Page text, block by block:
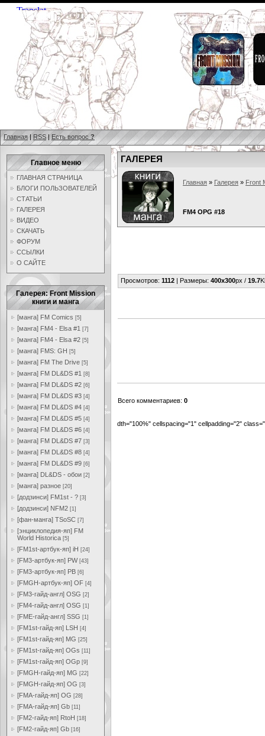
Главная | RSS | Есть вопрос ?
Главное меню
ГЛАВНАЯ СТРАНИЦА
БЛОГИ ПОЛЬЗОВАТЕЛЕЙ
СТАТЬИ
ГАЛЕРЕЯ
ВИДЕО
СКАЧАТЬ
ФОРУМ
ССЫЛКИ
О САЙТЕ
Галерея: Front Mission
книги и манга
[манга] FM Comics [5]
[манга] FM4 - Elsa #1 [7]
[манга] FM4 - Elsa #2 [5]
[манга] FMS: GH [5]
[манга] FM The Drive [5]
[манга] FM DL&DS #1 [8]
[манга] FM DL&DS #2 [6]
[манга] FM DL&DS #3 [4]
[манга] FM DL&DS #4 [4]
[манга] FM DL&DS #5 [4]
[манга] FM DL&DS #6 [4]
[манга] FM DL&DS #7 [3]
[манга] FM DL&DS #8 [4]
[манга] FM DL&DS #9 [6]
[манга] DL&DS - обои [2]
[манга] разное [20]
[додзинси] FM1st - ? [3]
[додзинси] NFM2 [1]
[фан-манга] TSoSC [7]
[энциклопедия-яп] FM
World Historica [5]
[FM1st-артбук-яп] iH [24]
[FM3-артбук-яп] PW [43]
[FM3-артбук-яп] PB [6]
[FMGH-артбук-яп] OF [4]
[FM3-гайд-англ] OSG [2]
[FM4-гайд-англ] OSG [1]
[FME-гайд-англ] SSG [1]
[FM1st-гайд-яп] LSH [4]
[FM1st-гайд-яп] MG [25]
[FM1st-гайд-яп] OGs [11]
[FM1st-гайд-яп] OGp [9]
[FMGH-гайд-яп] MG [22]
[FMGH-гайд-яп] OG [3]
[FMA-гайд-яп] OG [28]
[FMA-гайд-яп] Gb [11]
[FM2-гайд-яп] RtoH [18]
[FM2-гайд-яп] Gb [16]
ГАЛЕРЕЯ
Главная » Галерея » Front
FM4 OPG #18
Просмотров: 1112 | Размеры: 400x300px / 19.7
Всего комментариев: 0
dth="100%" cellspacing="1" cellpadding="2"